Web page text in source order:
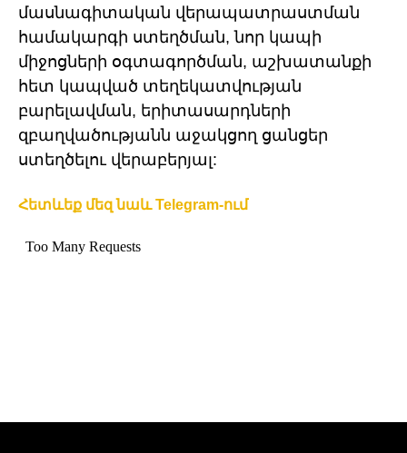
մասնագիտական վերապատրաստման
համակարգի ստեղծման, նոր կապի
միջոցների օգտագործման, աշխատանքի
հետ կապված տեղեկատվության
բարելավման, երիտասարդների
զբաղվածությանն աջակցող ցանցեր
ստեղծելու վերաբերյալ:
Հետևեք մեզ նաև Telegram-ում